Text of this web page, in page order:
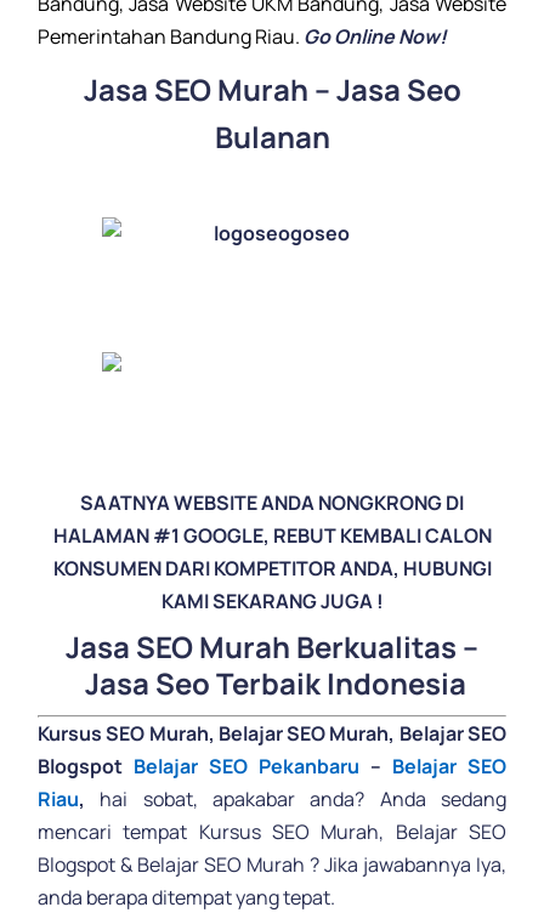
Pemerintahan Bandung Riau. Go Online Now!
Jasa SEO Murah –Jasa Seo
Bulanan
SAATNYA WEBSITE ANDA NONGKRONG DI
HALAMAN #1 GOOGLE, REBUT KEMBALI CALON
KONSUMEN DARI KOMPETITOR ANDA, HUBUNGI
KAMI SEKARANG JUGA !
Jasa SEO Murah Berkualitas –
Jasa Seo Terbaik Indonesia
Kursus SEO Murah, Belajar SEO Murah, Belajar SEO
Blogspot Belajar SEO Pekanbaru – Belajar SEO
Riau,
hai sobat, apakabar anda? Anda sedang
mencari tempat Kursus SEO Murah, Belajar SEO
Blogspot & Belajar SEO Murah ? Jika jawabannya Iya,
anda berapa ditempat yang tepat.